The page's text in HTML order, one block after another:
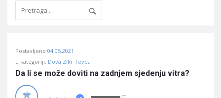
Učene
Latest
Postavljeno 04.05.2021
u kategoriji: Dova Zikr Tevba
Da li se može doviti na zadnjem sjedenju vitra?